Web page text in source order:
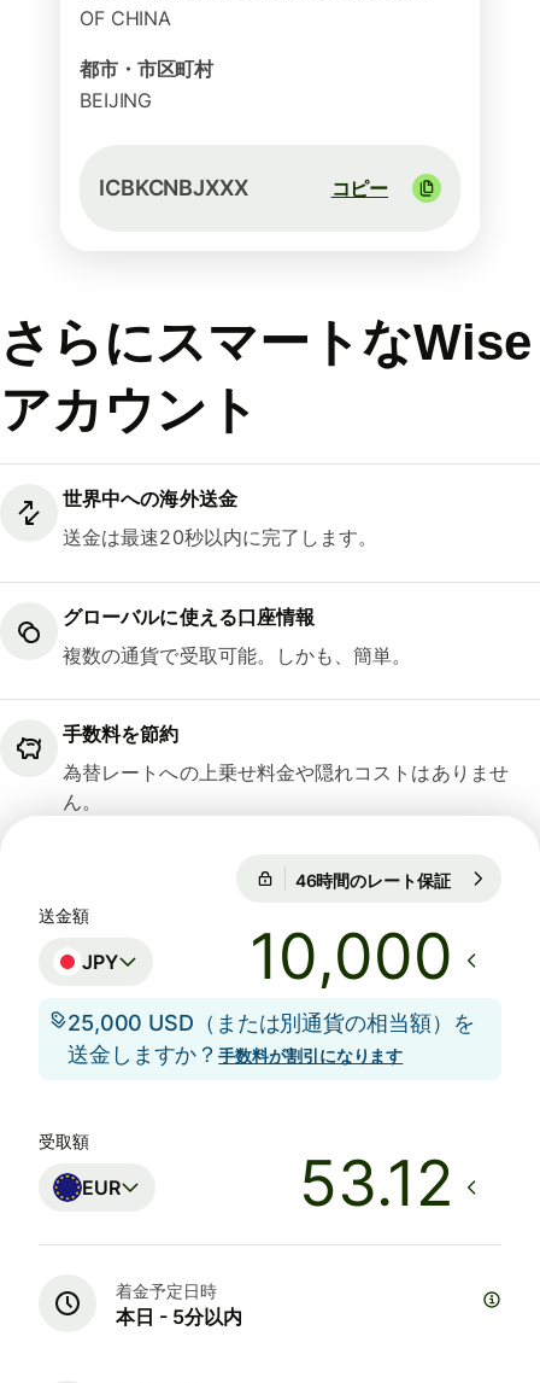
OF CHINA
都市・市区町村
BEIJING
ICBKCNBJXXX コピー
さらにスマートなWise
アカウント
世界中への海外送金
送金は最速20秒以内に完了します。
グローバルに使える口座情報
複数の通貨で受取可能。しかも、簡単。
手数料を節約
為替レートへの上乗せ料金や隠れコストはありませ
ん。
46時間のレート保証
送金額
JPY
25,000 USD（または別通貨の相当額）を
送金しますか？手数料が割引になります
受取額
EUR
着金予定日時
本日 - 5分以内